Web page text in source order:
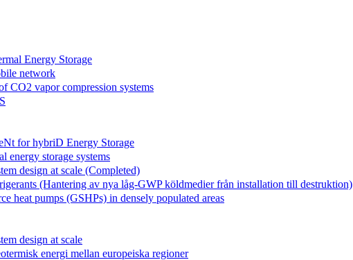
Energy Storage
network
CO2 vapor compression systems
for hybriD Energy Storage
energy storage systems
design at scale (Completed)
(Hantering av nya låg-GWP köldmedier från installation till destruktion)
heat pumps (GSHPs) in densely populated areas
design at scale
energi mellan europeiska regioner